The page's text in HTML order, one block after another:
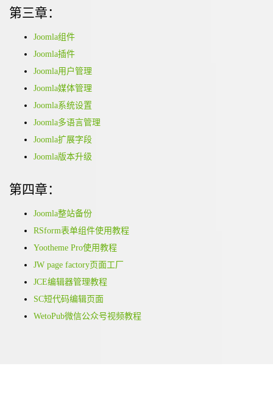
第三章：
Joomla组件
Joomla插件
Joomla用户管理
Joomla媒体管理
Joomla系统设置
Joomla多语言管理
Joomla扩展字段
Joomla版本升级
第四章：
Joomla整站备份
RSform表单组件使用教程
Yootheme Pro使用教程
JW page factory页面工厂
JCE编辑器管理教程
SC短代码编辑页面
WetoPub微信公众号视频教程